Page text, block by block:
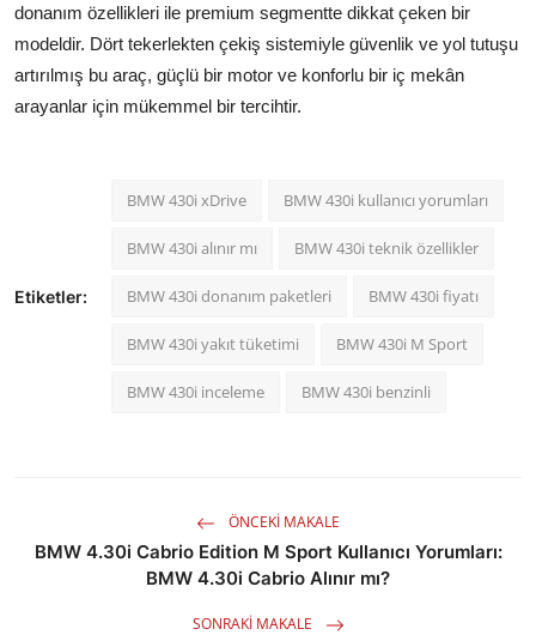
donanım özellikleri ile premium segmentte dikkat çeken bir
modeldir. Dört tekerlekten çekiş sistemiyle güvenlik ve yol tutuşu
artırılmış bu araç, güçlü bir motor ve konforlu bir iç mekân
arayanlar için mükemmel bir tercihtir.
Etiketler:
BMW 430i xDrive BMW 430i kullanıcı yorumları
BMW 430i alınır mı BMW 430i teknik özellikler
BMW 430i donanım paketleri BMW 430i fiyatı
BMW 430i yakıt tüketimi BMW 430i M Sport
BMW 430i inceleme BMW 430i benzinli
ÖNCEKI MAKALE
BMW 4.30i Cabrio Edition M Sport Kullanıcı Yorumları:
BMW 4.30i Cabrio Alınır mı?
SONRAKI MAKALE